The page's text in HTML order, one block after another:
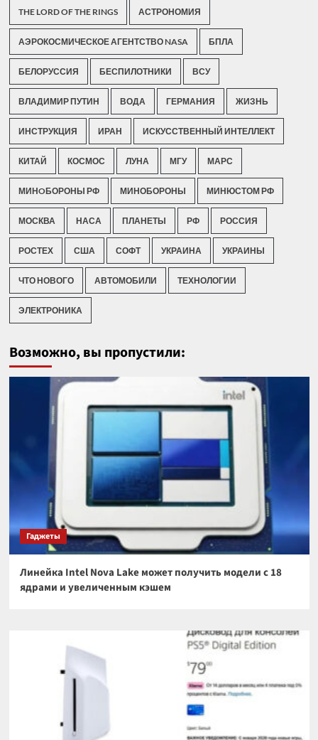
THE LORD OF THE RINGS АСТРОНОМИЯ
АЭРОКОСМИЧЕСКОЕ АГЕНТСТВО NASA БПЛА
БЕЛОРУССИЯ БЕСПИЛОТНИКИ ВСУ
ВЛАДИМИР ПУТИН ВОДА ГЕРМАНИЯ ЖИЗНЬ
ИНСТРУКЦИЯ ИРАН ИСКУССТВЕННЫЙ ИНТЕЛЛЕКТ
КИТАЙ КОСМОС ЛУНА МГУ МАРС
МИНOБОРОНЫ РФ МИНОБОРОНЫ МИНЮСТОМ РФ
МОСКВА НАСА ПЛАНЕТЫ РФ РОССИЯ
РОСТЕХ США СОФТ УКРАИНА УКРАИНЫ
ЧТО НОВОГО АВТОМОБИЛИ ТЕХНОЛОГИИ
ЭЛЕКТРОНИКА
Возможно, вы пропустили:
Гаджеты
Линейка Intel Nova Lake может получить модели с 18
ядрами и увеличенным кэшем